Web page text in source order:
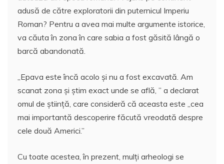
adusă de către exploratorii din puternicul Imperiu
Roman? Pentru a avea mai multe argumente istorice,
va căuta în zona în care sabia a fost găsită lângă o
barcă abandonată.
„Epava este încă acolo și nu a fost excavată. Am
scanat zona şi ştim exact unde se află, ” a declarat
omul de ştiinţă, care consideră că aceasta este „cea
mai importantă descoperire făcută vreodată despre
cele două Americi.”
Cu toate acestea, în prezent, mulți arheologi se